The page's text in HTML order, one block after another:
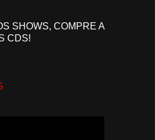
SHOWS, COMPRE A
CDS!